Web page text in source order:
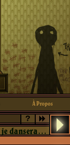
À Propos
?
«C'est peut-être seul devant l'ADSL que je danserai le tango mortel»